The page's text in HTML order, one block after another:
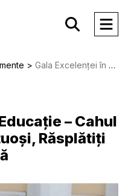
Gala Excelenței în Educație – Cahul 2025: Tinerii Merituoși, Răsplătiți pentru Performanță
– Cahul
Răsplătiți